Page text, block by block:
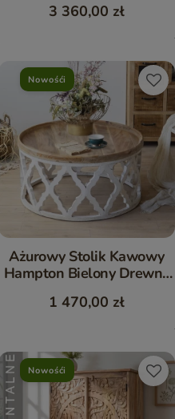
3 360,00 zł
Ażurowy Stolik Kawowy
Hampton Bielony Drewno
1 470,00 zł
Nowośći
Nowośći